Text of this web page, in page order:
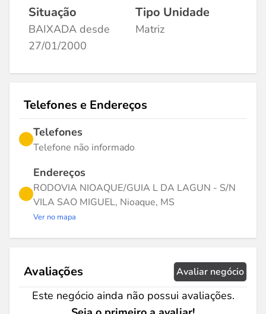
Situação
BAIXADA desde
27/01/2000
Tipo Unidade
Matriz
Telefones e Endereços
Telefones
Telefone não informado
Endereços
RODOVIA NIOAQUE/GUIA L DA LAGUN - S/N
VILA SAO MIGUEL, Nioaque, MS
Ver no mapa
Avaliações Avaliar negócio
Este negócio ainda não possui avaliações.